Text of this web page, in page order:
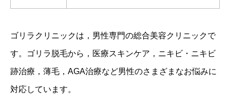
ゴリラクリニックは，男性専門の総合美容クリニックで
す。ゴリラ脱毛から，医療スキンケア，ニキビ・ニキビ
跡治療，薄毛，AGA治療など男性のさまざまなお悩みに
対応しています。